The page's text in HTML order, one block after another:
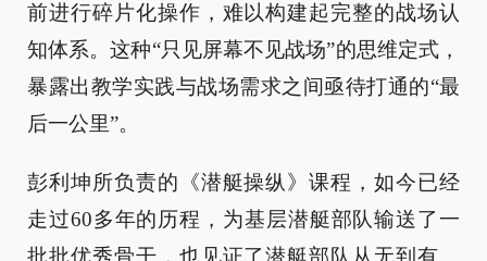
前进行碎片化操作，难以构建起完整的战场认
知体系。这种“只见屏幕不见战场”的思维定式，
暴露出教学实践与战场需求之间亟待打通的“最
后一公里”。
彭利坤所负责的《潜艇操纵》课程，如今已经
走过60多年的历程，为基层潜艇部队输送了一
批批优秀骨干，也见证了潜艇部队从无到有、